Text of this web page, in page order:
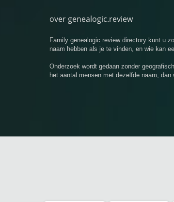
over genealogic.review
Family genealogic.review directory kunt u
naam hebben als je te vinden, en wie kan
Onderzoek wordt gedaan zonder
het aantal mensen met dezelfde naam,